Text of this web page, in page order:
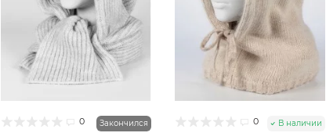
0 Закончился 0 В наличии